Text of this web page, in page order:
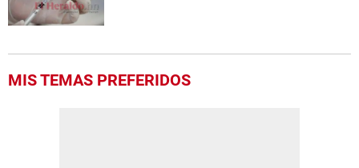
MIS TEMAS PREFERIDOS